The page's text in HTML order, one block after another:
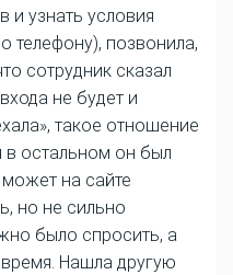
и узнать условия
телефону), позвонила,
сотрудник сказал
не будет и
такое отношение
в остальном он был
на сайте
но не сильно
было спросить, а
Нашла другую